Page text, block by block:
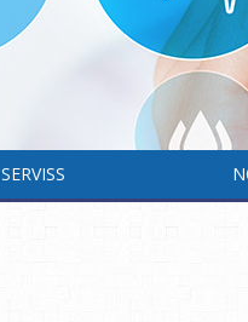
SERVISS